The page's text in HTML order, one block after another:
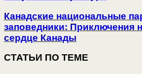
Канадские национальные
заповедники: Приключения
сердце Канады
СТАТЬИ ПО ТЕМЕ